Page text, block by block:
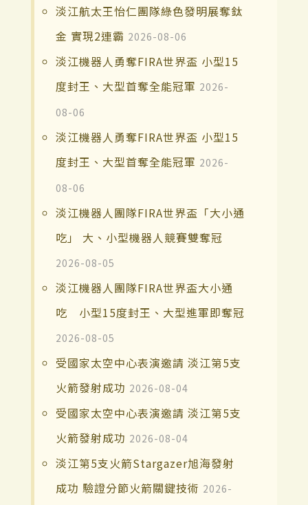
淡江航太王怡仁團隊綠色發明展奪鈦
金 實現2連霸 2026-08-06
淡江機器人勇奪FIRA世界盃 小型15
度封王、大型首奪全能冠軍 2026-
08-06
淡江機器人勇奪FIRA世界盃 小型15
度封王、大型首奪全能冠軍 2026-
08-06
淡江機器人團隊FIRA世界盃「大小通
吃」 大、小型機器人競賽雙奪冠
2026-08-05
淡江機器人團隊FIRA世界盃大小通
吃 小型15度封王、大型進軍即奪冠
2026-08-05
受國家太空中心表演邀請 淡江第5支
火箭發射成功 2026-08-04
受國家太空中心表演邀請 淡江第5支
火箭發射成功 2026-08-04
淡江第5支火箭Stargazer旭海發射
成功 驗證分節火箭關鍵技術 2026-